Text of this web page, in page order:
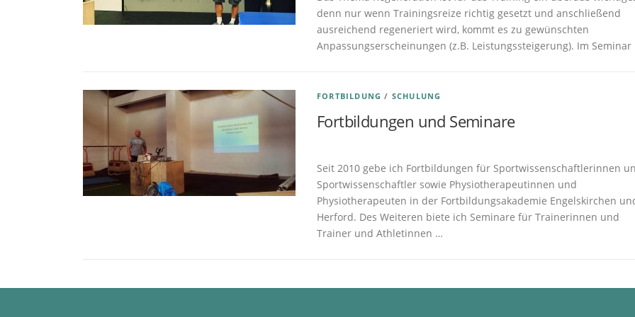
denn nur wenn Trainingsreize richtig gesetzt und anschließend
ausreichend regeneriert wird, kommt es zu gewünschten
Anpassungserscheinungen (z.B. Leistungssteigerung). Im Seminar
FORTBILDUNG / SCHULUNG
Fortbildungen und Seminare
Seit 2010 gebe ich Fortbildungen für Sportwissenschaftlerinnen
Sportwissenschaftler sowie Physiotherapeutinnen und
Physiotherapeuten in der Fortbildungsakademie Engelskirchen
Herford. Des Weiteren biete ich Seminare für Trainerinnen und
Trainer und Athletinnen …